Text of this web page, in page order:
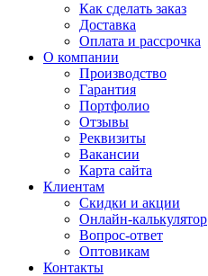
Как сделать заказ
Доставка
Оплата и рассрочка
О компании
Производство
Гарантия
Портфолио
Отзывы
Реквизиты
Вакансии
Карта сайта
Клиентам
Скидки и акции
Онлайн-калькулятор
Вопрос-ответ
Оптовикам
Контакты